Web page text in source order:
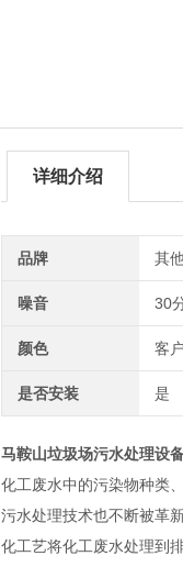
详细介绍
品牌 其
噪音 30
颜色 客
是否安装 是
马鞍山垃圾场污水处理设
化工废水中的污染物种类
污水处理技术也不断被革
化工艺将化工废水处理到